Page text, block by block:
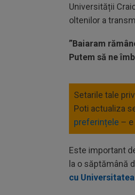
Universității
oltenilor a
”Baiaram
Putem să ne
Setarile tale
Poti actualiza
preferințele –
Este important
la o săptămână
cu